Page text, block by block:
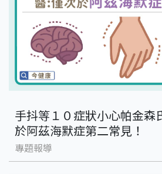
手抖等１０症狀小心帕金森
於阿茲海默症第二常見！
專題報導